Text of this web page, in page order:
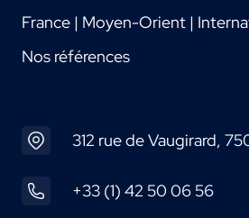
France | Moyen-Orient |
Nos références
312 rue de Vaugirard,
+33 (1) 42 50 06 56